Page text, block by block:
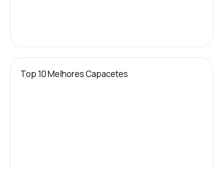
Top 10 Melhores Capacetes